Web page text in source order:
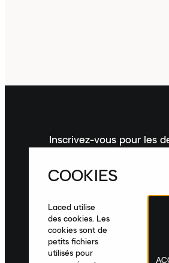
Inscrivez-vous pour les
Inscrivez-vous à la
dernières nouveautés,
recommandations de
France|Français
COOKIES
Laced utilise
des cookies. Les
cookies sont de
petits fichiers
utilisés pour